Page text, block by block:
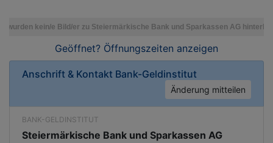
Geöffnet? Öffnungszeiten anzeigen
Anschrift & Kontakt Bank-Geldinstitut
Änderung mitteilen
BANK-GELDINSTITUT
Steiermärkische Bank und Sparkassen AG